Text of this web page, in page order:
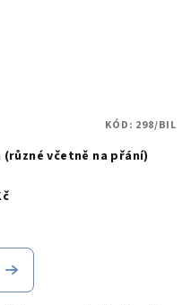
včetně na přání)
KÓD: 298/BIL